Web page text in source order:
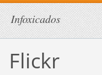
Infoxicados
Flickr